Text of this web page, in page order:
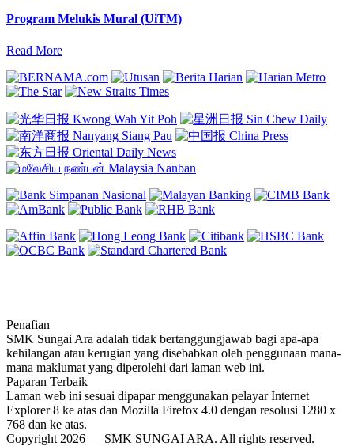
Program Melukis Mural (UiTM)
Read More
Penafian
SMK Sungai Ara adalah tidak bertanggungjawab bagi apa-apa
kehilangan atau kerugian yang disebabkan oleh penggunaan mana-
mana maklumat yang diperolehi dari laman web ini.
Paparan Terbaik
Laman web ini sesuai dipapar menggunakan pelayar Internet
Explorer 8 ke atas dan Mozilla Firefox 4.0 dengan resolusi 1280 x
768 dan ke atas.
Copyright 2026 — SMK SUNGAI ARA. All rights reserved.